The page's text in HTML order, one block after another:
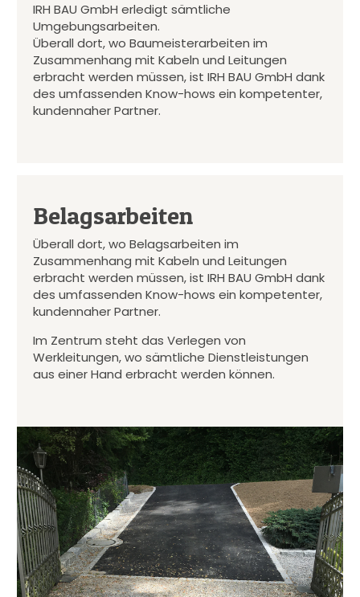
IRH BAU GmbH erledigt sämtliche
Umgebungsarbeiten.
Überall dort, wo Baumeisterarbeiten im
Zusammenhang mit Kabeln und Leitungen
erbracht werden müssen, ist IRH BAU GmbH dank
des umfassenden Know-hows ein kompetenter,
kundennaher Partner.
Belagsarbeiten
Überall dort, wo Belagsarbeiten im
Zusammenhang mit Kabeln und Leitungen
erbracht werden müssen, ist IRH BAU GmbH dank
des umfassenden Know-hows ein kompetenter,
kundennaher Partner.
Im Zentrum steht das Verlegen von
Werkleitungen, wo sämtliche Dienstleistungen
aus einer Hand erbracht werden können.